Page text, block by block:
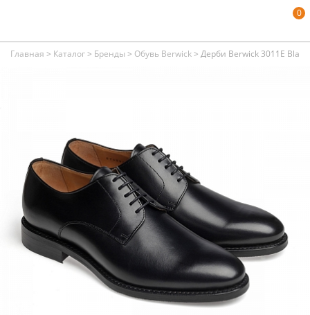
0
Главная > Каталог> Бренды > Обувь Berwick> Дерби Berwick 3011E Black